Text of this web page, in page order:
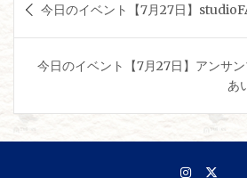
稿
ゲ
ー
今日のイベント【7月27日】
今日のイベント【7月27日】アンサ
あ